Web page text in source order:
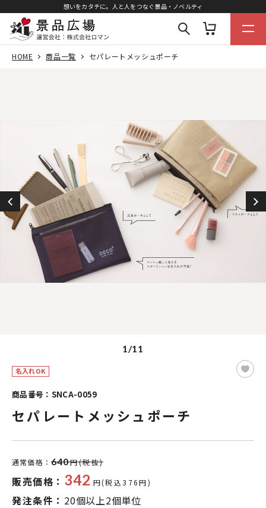
想いをカタチに。人と人をつなぐ景品・ノベルティ
HOME 商品一覧 セパレートメッシュポーチ
1/11
名入れOK
商品番号：SNCA-0059
セパレートメッシュポーチ
通常価格： 640円(税抜)
販売価格： 342 円(税込376円)
発注条件： 20個以上2個単位